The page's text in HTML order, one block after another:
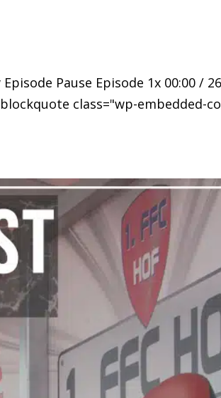
Pause Episode 1x 00:00 /
class="wp-embedded-